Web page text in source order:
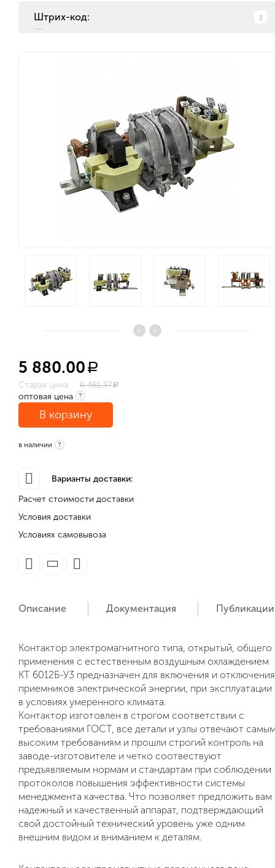
Штрих-код:
5 880.00 a
Старая цена: 6 481.37 a
оптовая цена ?
В корзину
в наличии ?
Варианты доставки:
Расчет стоимости доставки
Условия доставки
Условиях самовывоза
Описание Документация Публикации
Контактор электромагнитного типа, открытый, общего
применения с естественным воздушным охлаждением
КТ 6012Б-У3 предназначен для включения и отключения
приемников электрической энергии, при эксплуатации
в условиях умеренного климата.
Контактор изготовлен в строгом соответствии с
требованиями ГОСТ, все детали и узлы отвечают
высоким требованиям и прошли строгий контроль на
заводе-изготовителе и четко соотвествуют
предъявляемым нормам и стандартам при соблюдении
протоколов повышения эффективности системы
менеджмента качества. Что позволяет предложить вам
надежный и качественный аппарат, подтверждающий
свой достойный технический уровень уже одним
внешним видом и вниманием к деталям.